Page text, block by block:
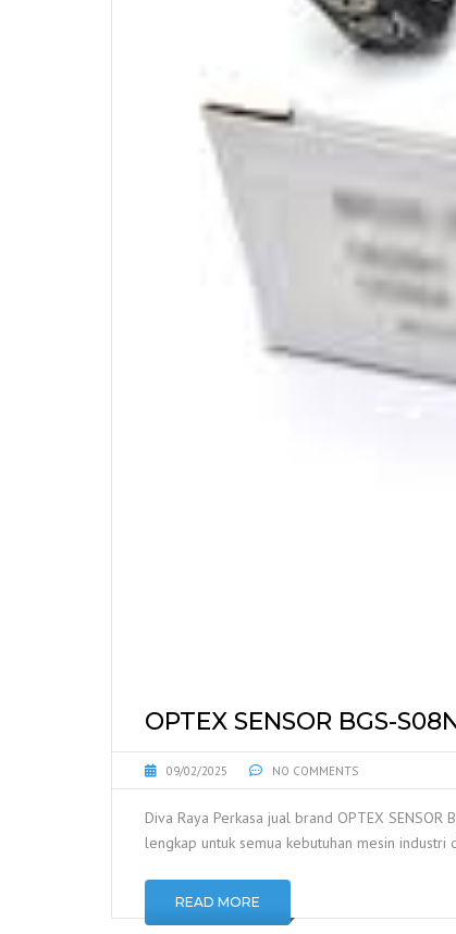
OPTEX SENSOR BGS-
09/02/2025 NO COMMENTS
Diva Raya Perkasa jual brand OPTEX
lengkap untuk semua kebutuhan mesin
READ MORE